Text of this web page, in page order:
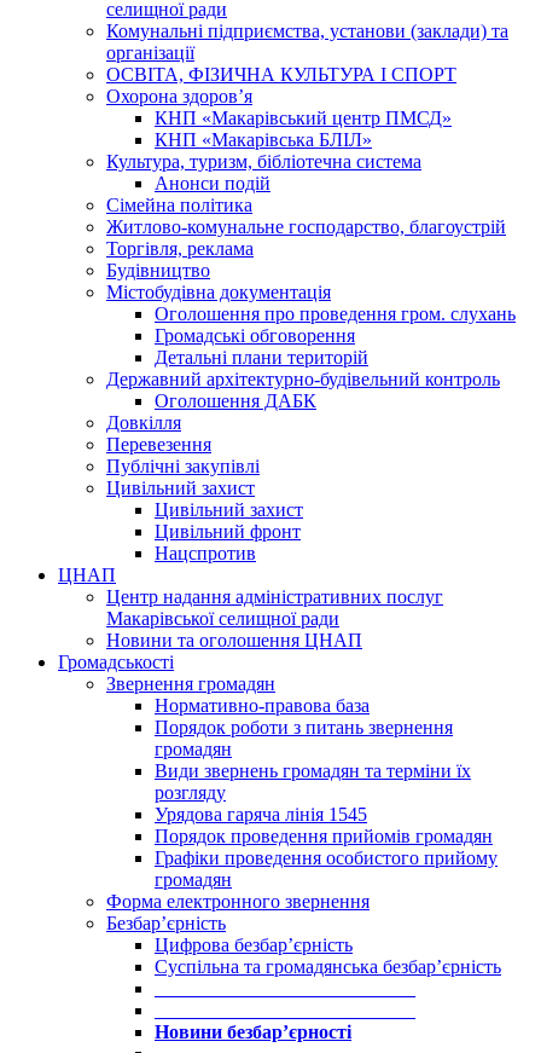
селищної ради
Комунальні підприємства, установи (заклади) та
організації
ОСВІТА, ФІЗИЧНА КУЛЬТУРА І СПОРТ
Охорона здоров’я
КНП «Макарівський центр ПМСД»
КНП «Макарівська БЛІЛ»
Культура, туризм, бібліотечна система
Анонси подій
Сімейна політика
Житлово-комунальне господарство, благоустрій
Торгівля, реклама
Будівництво
Містобудівна документація
Оголошення про проведення гром. слухань
Громадські обговорення
Детальні плани територій
Державний архітектурно-будівельний контроль
Оголошення ДАБК
Довкілля
Перевезення
Публічні закупівлі
Цивільний захист
Цивільний захист
Цивільний фронт
Нацспротив
ЦНАП
Центр надання адміністративних послуг
Макарівської селищної ради
Новини та оголошення ЦНАП
Громадськості
Звернення громадян
Нормативно-правова база
Порядок роботи з питань звернення
громадян
Види звернень громадян та терміни їх
розгляду
Урядова гаряча лінія 1545
Порядок проведення прийомів громадян
Графіки проведення особистого прийому
громадян
Форма електронного звернення
Безбар’єрність
Цифрова безбар’єрність
Суспільна та громадянська безбар’єрність
Новини безбар’єрності